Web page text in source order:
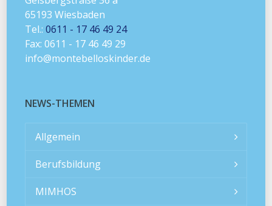
65193 Wiesbaden
Tel.:0611 - 17 46 49 24
Fax: 0611 - 17 46 49 29
info@montebelloskinder.de
NEWS-THEMEN
Allgemein
Berufsbildung
MIMHOS